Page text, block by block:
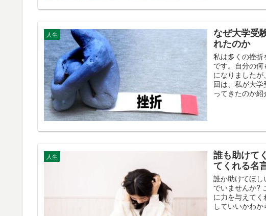
人生
なぜ大学受
れたのか
私は多くの挫
です。自分の
になりました
回は、私が大
ってきたのか紹
人生
誰も助けて
てくれる名
誰か助けてほ
でいませんか?
に力を与えて
していいかわか